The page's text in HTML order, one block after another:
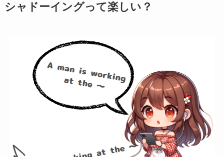
シャドーイングって楽しい？